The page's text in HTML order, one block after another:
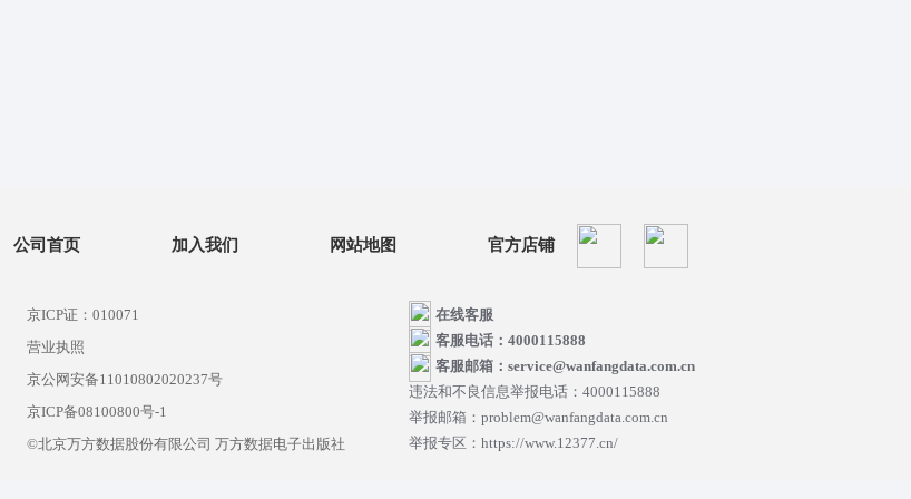
公司首页 加入我们 网站地图 官方店铺
京ICP证：010071
营业执照
京公网安备11010802020237号
京ICP备08100800号-1
©北京万方数据股份有限公司 万方数据电子出版社
在线客服
客服电话：4000115888
客服邮箱：service@wanfangdata.com.cn
违法和不良信息举报电话：4000115888
举报邮箱：problem@wanfangdata.com.cn
举报专区：https://www.12377.cn/